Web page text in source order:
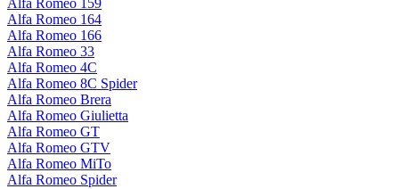
Alfa Romeo 159
Alfa Romeo 164
Alfa Romeo 166
Alfa Romeo 33
Alfa Romeo 4C
Alfa Romeo 8C Spider
Alfa Romeo Brera
Alfa Romeo Giulietta
Alfa Romeo GT
Alfa Romeo GTV
Alfa Romeo MiTo
Alfa Romeo Spider